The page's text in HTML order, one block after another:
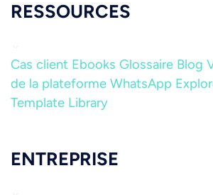
RESSOURCES
Cas client Ebooks Glossaire Blog
de la plateforme WhatsApp
Template Library
ENTREPRISE